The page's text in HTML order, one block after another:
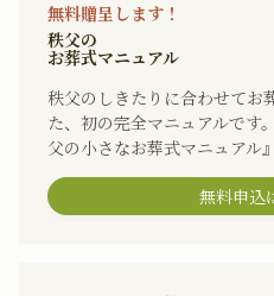
無料贈呈します！
秩父の
お葬式マニュアル
秩父のしきたりに合わせてお
た、初の完全マニュアルです
父の小さなお葬式マニュアル
無料申込